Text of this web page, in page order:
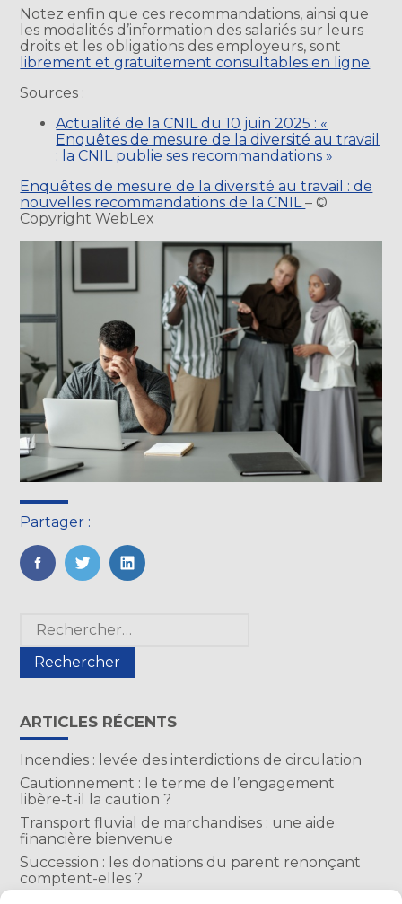
Notez enfin que ces recommandations, ainsi que
les modalités d’information des salariés sur leurs
droits et les obligations des employeurs, sont
librement et gratuitement consultables en ligne.
Sources :
Actualité de la CNIL du 10 juin 2025 : «
Enquêtes de mesure de la diversité au travail
: la CNIL publie ses recommandations »
Enquêtes de mesure de la diversité au travail : de
nouvelles recommandations de la CNIL– ©
Copyright WebLex
Partager :
FaceBook
TwitterLinkedIn
Blog
sidebar
Rechercher :
ARTICLES RÉCENTS
Incendies : levée des interdictions de circulation
Cautionnement : le terme de l’engagement
libère-t-il la caution ?
Transport fluvial de marchandises : une aide
financière bienvenue
Succession : les donations du parent renonçant
comptent-elles ?